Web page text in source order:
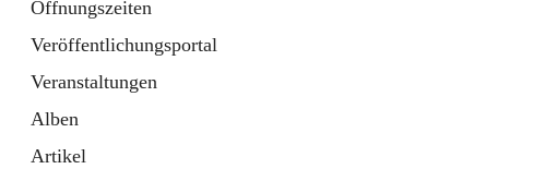
Öffnungszeiten
Veröffentlichungsportal
Veranstaltungen
Alben
Artikel